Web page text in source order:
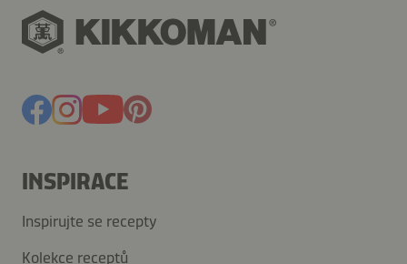
INSPIRACE
Inspirujte se recepty
Kolekce receptů